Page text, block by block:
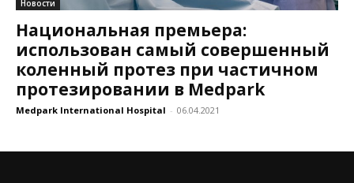
Новости
Национальная премьера:
использован самый совершенный
коленный протез при частичном
протезировании в Medpark
Medpark International Hospital - 06.04.2021